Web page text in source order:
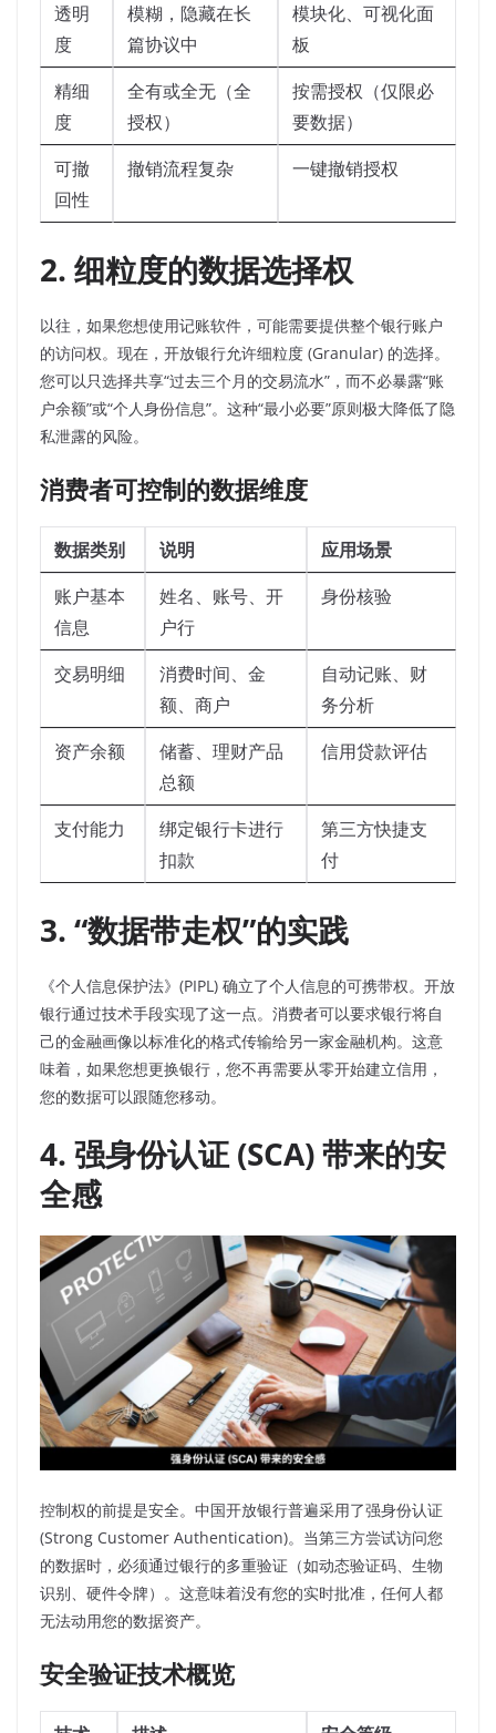
透明
度
模糊，隐藏在长
篇协议中
模块化、可视化面
板
精细
度
全有或全无（全
授权）
按需授权（仅限必
要数据）
可撤
回性
撤销流程复杂 一键撤销授权
2. 细粒度的数据选择权
以往，如果您想使用记账软件，可能需要提供整个银行账户
的访问权。现在，开放银行允许细粒度 (Granular) 的选择。
您可以只选择共享“过去三个月的交易流水”，而不必暴露“账
户余额”或“个人身份信息”。这种“最小必要”原则极大降低了隐
私泄露的风险。
消费者可控制的数据维度
数据类别 说明
应用场景
账户基本
信息
姓名、账号、开
户行
身份核验
交易明细
消费时间、金
额、商户
自动记账、财
务分析
资产余额
储蓄、理财产品
总额
信用贷款评估
支付能力
绑定银行卡进行
扣款
第三方快捷支
付
3. “数据带走权”的实践
《个人信息保护法》(PIPL) 确立了个人信息的可携带权。开放
银行通过技术手段实现了这一点。消费者可以要求银行将自
己的金融画像以标准化的格式传输给另一家金融机构。这意
味着，如果您想更换银行，您不再需要从零开始建立信用，
您的数据可以跟随您移动。
4. 强身份认证 (SCA) 带来的安
全感
控制权的前提是安全。中国开放银行普遍采用了强身份认证
(Strong Customer Authentication)。当第三方尝试访问您
的数据时，必须通过银行的多重验证（如动态验证码、生物
识别、硬件令牌）。这意味着没有您的实时批准，任何人都
无法动用您的数据资产。
安全验证技术概览